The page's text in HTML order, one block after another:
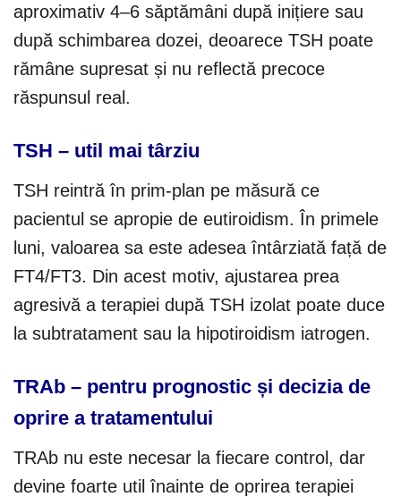
aproximativ 4–6 săptămâni după inițiere sau
după schimbarea dozei, deoarece TSH poate
rămâne supresat și nu reflectă precoce
răspunsul real.
TSH – util mai târziu
TSH reintră în prim-plan pe măsură ce
pacientul se apropie de eutiroidism. În primele
luni, valoarea sa este adesea întârziată față de
FT4/FT3. Din acest motiv, ajustarea prea
agresivă a terapiei după TSH izolat poate duce
la subtratament sau la hipotiroidism iatrogen.
TRAb – pentru prognostic și decizia de
oprire a tratamentului
TRAb nu este necesar la fiecare control, dar
devine foarte util înainte de oprirea terapiei